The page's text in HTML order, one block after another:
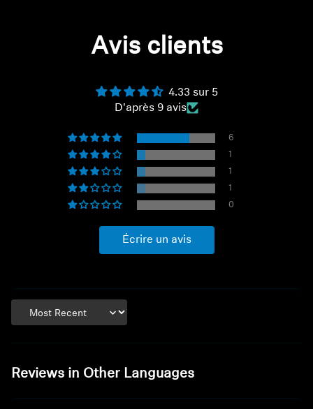
Avis clients
4.33 sur 5
D'après 9 avis
6
1
1
1
0
Écrire un avis
Sort by
Reviews in Other Languages